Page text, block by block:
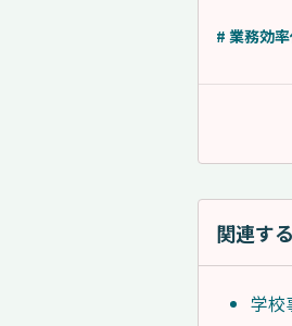
# 業務効
関連す
学校